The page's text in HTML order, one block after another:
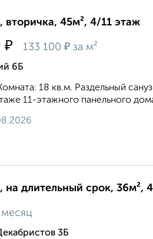
вторичка, 45м², 4/11 этаж
₽ 133 100 ₽ за м²
6Б
18 кв.м. Раздельный
11-этажного панельного
на длительный срок, 36м²,
месяц
3Б